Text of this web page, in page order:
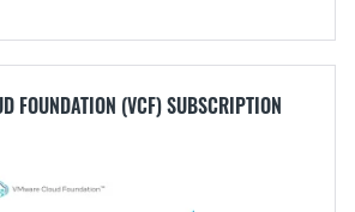
FOUNDATION (VCF) SUBSCRIPTION